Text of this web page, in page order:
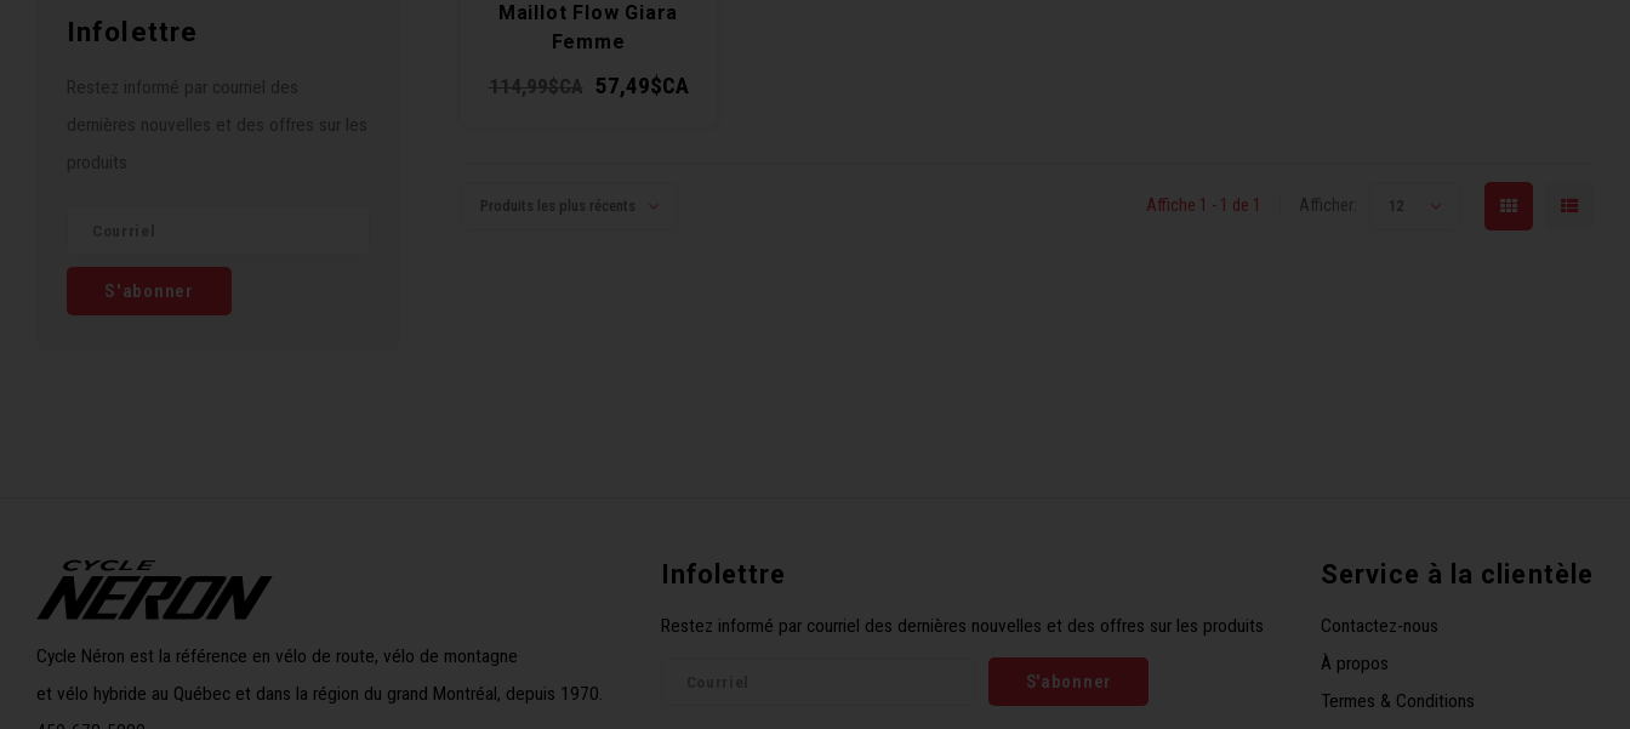
Infolettre
Restez informé par courriel des
dernières nouvelles et des offres sur les
produits
S'abonner
Maillot Flow Giara
Femme
114,99$CA 57,49$CA
Produits les plus récents Affiche 1 - 1 de 1 Afficher: 12
Cycle Néron est la référence en vélo de route, vélo de montagne
et vélo hybride au Québec et dans la région du grand Montréal, depuis 1970.
Infolettre
Restez informé par courriel des dernières nouvelles et des offres sur les produits
S'abonner
Service à la clientèle
Contactez-nous
À propos
Termes & Conditions